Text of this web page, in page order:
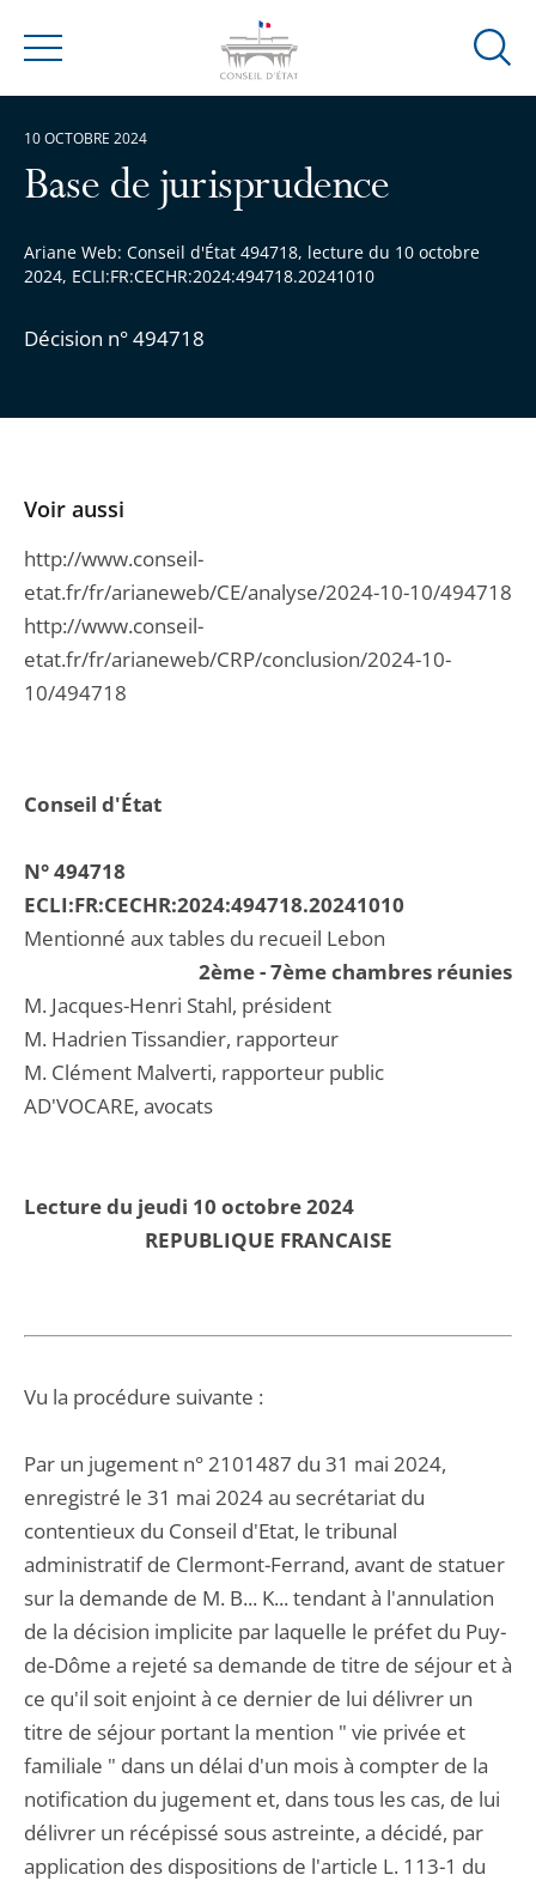
Menu
Ouvrir
Base de jurisprudence
Ariane Web: Conseil d'État 494718, lecture du 10 octobre
2024, ECLI:FR:CECHR:2024:494718.20241010
Décision n° 494718
10 OCTOBRE 2024
Conseil d'État
N° 494718
ECLI:FR:CECHR:2024:494718.20241010
Mentionné aux tables du recueil Lebon
2ème - 7ème chambres réunies
M. Jacques-Henri Stahl, président
M. Hadrien Tissandier, rapporteur
M. Clément Malverti, rapporteur public
AD'VOCARE, avocats
Lecture du jeudi 10 octobre 2024
REPUBLIQUE FRANCAISE
Vu la procédure suivante :
Par un jugement n° 2101487 du 31 mai 2024,
enregistré le 31 mai 2024 au secrétariat du
contentieux du Conseil d'Etat, le tribunal
administratif de Clermont-Ferrand, avant de statuer
sur la demande de M. B... K... tendant à l'annulation
de la décision implicite par laquelle le préfet du Puy-
de-Dôme a rejeté sa demande de titre de séjour et à
ce qu'il soit enjoint à ce dernier de lui délivrer un
titre de séjour portant la mention " vie privée et
familiale " dans un délai d'un mois à compter de la
notification du jugement et, dans tous les cas, de lui
délivrer un récépissé sous astreinte, a décidé, par
application des dispositions de l'article L. 113-1 du
Voir aussi
http://www.conseil-
etat.fr/fr/arianeweb/CE/analyse/2024-10-10/494718
http://www.conseil-
etat.fr/fr/arianeweb/CRP/conclusion/2024-10-
10/494718